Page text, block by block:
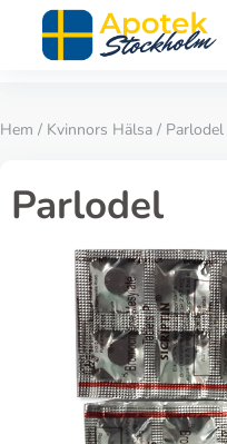
Hem / Kvinnors Hälsa / Parlodel
Parlodel